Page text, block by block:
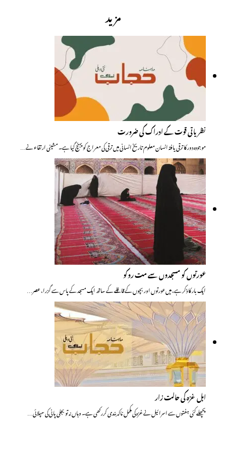
مزید
نظریاتی قوت کے ادراک کی ضرورت
موجودہ دور کا ترقی یافتہ انسان معلوم تاریخ انسانی میں ترقی کی معراج کو پہنچ گیا ہے۔ مشینی ارتقاء نے…
عورتوں کو مسجدوں سے مت روکو
ایک بار کا ذکر ہے، میں عورتوں اور بچوں کے قافلے کے ساتھ ایک مسجد کے پاس سے گزرا، عصر…
اہل غزہ کی حالت زار
پچھلے کئی ہفتوں سے اسرائیل نے غزہ کی مکمل ناکہ بندی کررکھی ہے۔ وہاں نہ تو بجلی پانی کی سپلائی…